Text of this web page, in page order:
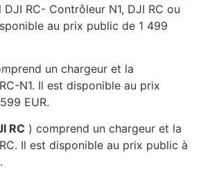
RC- Contrôleur N1, DJI RC ou
au prix public de 1 499
un chargeur et la
N1. Il est disponible au prix
EUR.
RC ) comprend un chargeur et la
Il est disponible au prix public à